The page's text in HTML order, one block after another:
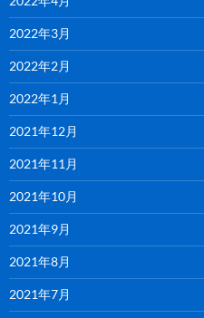
2022年3月
2022年2月
2022年1月
2021年12月
2021年11月
2021年10月
2021年9月
2021年8月
2021年7月